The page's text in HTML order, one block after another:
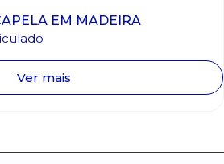
EM MADEIRA
Ver mais